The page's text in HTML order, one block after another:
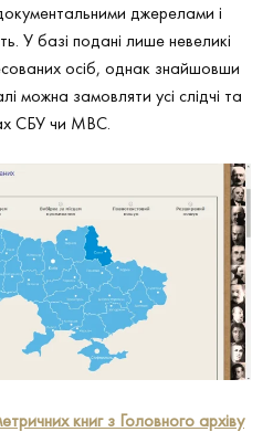
джерелами і
У базі подані лише невеликі
осіб, однак знайшовши
можна замовляти усі слідчі та
СБУ чи МВС.
книг з Головного архіву